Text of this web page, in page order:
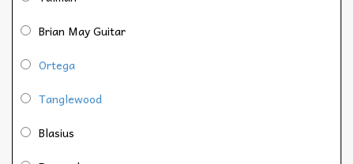
Brian May Guitar
Ortega
Tanglewood
Blasius